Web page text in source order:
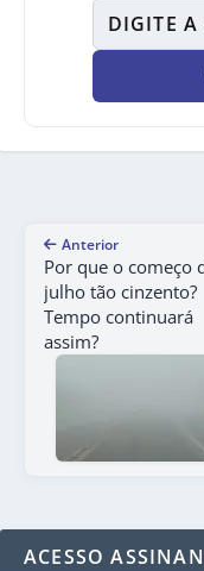
Anterior
Por que o começo
julho tão cinzento?
Tempo continuará
assim?
ACESSO